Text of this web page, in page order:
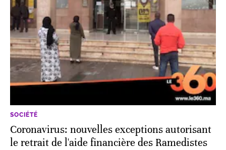
SOCIÉTÉ
Coronavirus: nouvelles exceptions autorisant
le retrait de l'aide financière des Ramedistes